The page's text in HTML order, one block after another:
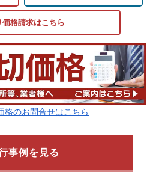
価格請求はこちら
格のお問合せはこちら
事例を見る